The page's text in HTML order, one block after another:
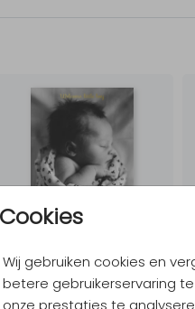
Cookies
Wij gebruiken cookies en
betere gebruikerservaring
onze prestaties te